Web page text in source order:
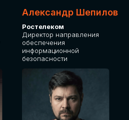
Александр Шепилов
Ростелеком
Директор направления
обеспечения
информационной
безопасности